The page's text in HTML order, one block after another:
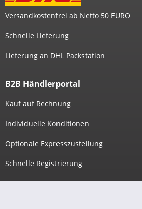
Versandkostenfrei ab Netto 50 EURO
Schnelle Lieferung
Lieferung an DHL Packstation
B2B Händlerportal
Kauf auf Rechnung
Individuelle Konditionen
Optionale Expresszustellung
Schnelle Registrierung